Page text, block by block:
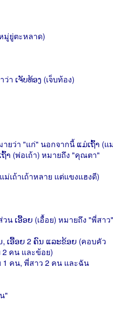
ยู่ตะหลาด)
า ເຈັບທ້ອງ (เจ็บท้อง)
ายว่า "แก่" นอกจากนี้ ແມ່ເຖົ້າ (แ
າ (พ่อเถ้า) หมายถึง "คุณตา"
เถ้าเถ้าหลาย แต่แขงแฮงดี)
น ເອື້ອຍ (เอื้อย) หมายถึง "พี่สาว"
ເອື້ອຍ 2 ຄົນ ແລະຂ້ອຍ (คอบคัว
2 คน และข้อย)
คน, พี่สาว 2 คน และฉัน
"